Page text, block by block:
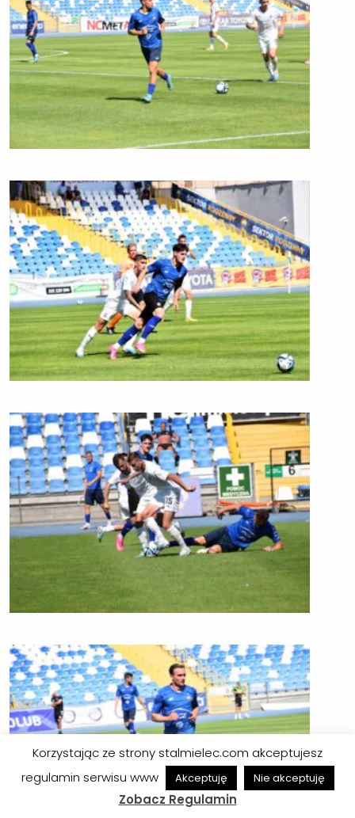
Korzystając ze strony stalmielec.com akceptujesz
regulamin serwisu www
Akceptuję Nie akceptuję
Zobacz Regulamin